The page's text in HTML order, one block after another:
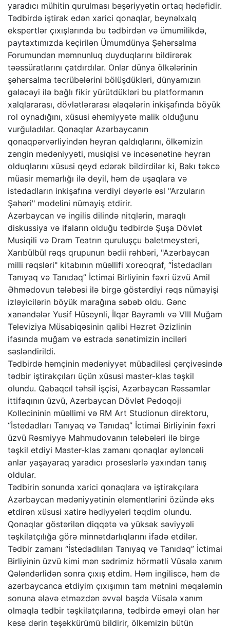
yaradıcı mühitin qurulması bəşəriyyətin ortaq hədəfidir.
Tədbirdə iştirak edən xarici qonaqlar, beynəlxalq
ekspertlər çıxışlarında bu tədbirdən və ümumilikdə,
paytaxtımızda keçirilən Ümumdünya Şəhərsalma
Forumundan məmnunluq duyduqlarını bildirərək
təəssüratlarını çatdırdılar. Onlar dünya ölkələrinin
şəhərsalma təcrübələrini bölüşdükləri, dünyamızın
gələcəyi ilə bağlı fikir yürütdükləri bu platformanın
xalqlararası, dövlətlərarası əlaqələrin inkişafında böyük
rol oynadığını, xüsusi əhəmiyyətə malik olduğunu
vurğuladılar. Qonaqlar Azərbaycanın
qonaqpərvərliyindən heyran qaldıqlarını, ölkəmizin
zəngin mədəniyyəti, musiqisi və incəsənətinə heyran
olduqlarını xüsusi qeyd edərək bildirdilər ki, Bakı təkcə
müasir memarlığı ilə deyil, həm də uşaqlara və
istedadların inkişafına verdiyi dəyərlə əsl "Arzuların
Şəhəri" modelini nümayiş etdirir.
Azərbaycan və ingilis dilində nitqlərin, maraqlı
diskussiya və ifaların olduğu tədbirdə Şuşa Dövlət
Musiqili və Dram Teatrın quruluşçu baletmeysteri,
Xarıbülbül rəqs qrupunun bədii rəhbəri, "Azərbaycan
milli rəqsləri" kitabının müəllifi xoreoqraf, “İstedadları
Tanıyaq və Tanıdaq” İctimai Birliyinin fəxri üzvü Amil
Əhmədovun tələbəsi ilə birgə göstərdiyi rəqs nümayişi
izləyicilərin böyük marağına səbəb oldu. Gənc
xanəndələr Yusif Hüseynli, İlqar Bayramlı və VIII Muğam
Televiziya Müsabiqəsinin qalibi Həzrət Əzizlinin
ifasında muğam və estrada sənətimizin inciləri
səsləndirildi.
Tədbirdə həmçinin mədəniyyət mübadiləsi çərçivəsində
tədbir iştirakçıları üçün xüsusi master-klas təşkil
olundu. Qabaqcıl təhsil işçisi, Azərbaycan Rəssamlar
ittifaqının üzvü, Azərbaycan Dövlət Pedoqoji
Kollecininin müəllimi və RM Art Studionun direktoru,
“İstedadları Tanıyaq və Tanıdaq” İctimai Birliyinin fəxri
üzvü Rəsmiyyə Mahmudovanın tələbələri ilə birgə
təşkil etdiyi Master-klas zamanı qonaqlar əyləncəli
anlar yaşayaraq yaradıcı proseslərlə yaxından tanış
oldular.
Tədbirin sonunda xarici qonaqlara və iştirakçılara
Azərbaycan mədəniyyətinin elementlərini özündə əks
etdirən xüsusi xatirə hədiyyələri təqdim olundu.
Qonaqlar göstərilən diqqətə və yüksək səviyyəli
təşkilatçılığa görə minnətdarlıqlarını ifadə etdilər.
Tədbir zamanı “İstedadlıları Tanıyaq və Tanıdaq” İctimai
Birliyinin üzvü kimi mən sədrimiz hörmətli Vüsalə xanım
Qələndərlidən sonra çıxış etdim. Həm ingiliscə, həm də
azərbaycanca etdiyim çıxışımın tam mətnini məqaləmin
sonuna əlavə etməzdən əvvəl başda Vüsalə xanım
olmaqla tədbir təşkilatçılarına, tədbirdə əməyi olan hər
kəsə dərin təşəkkürümü bildirir, ölkəmizin bütün